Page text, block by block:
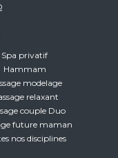
Spa privatif
Hammam
modelage
relaxant
couple Duo
future maman
nos disciplines